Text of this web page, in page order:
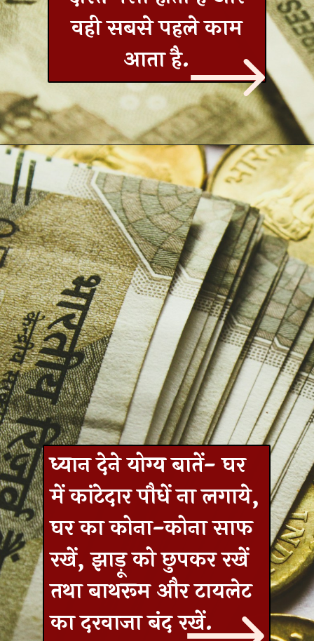
वही सबसे पहले काम
आता है.
ध्यान देने योग्य बातें- घर
में कांटेदार पौधें ना लगाये,
घर का कोना-कोना साफ
रखें, झाड़ू को छुपकर रखें
तथा बाथरूम और टायलेट
का दरवाजा बंद रखें.